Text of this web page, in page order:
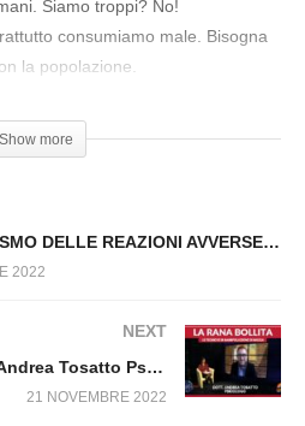
RUSSI O UCRAINI? Fuori
Siamo troppi? No!
consumiamo male. Bisogna
la popolazione.
Show more
NEGAZIONISMO DELLE REAZIONI AVVERSE. Dott. Andrea Tosatto. Fuori dal Virus n.280
2022
NEXT
LA RANA BOLLITA. Dott. Andrea Tosatto Psicologo. Fuori dal Virus n.356.SP
21 NOVEMBRE 2022